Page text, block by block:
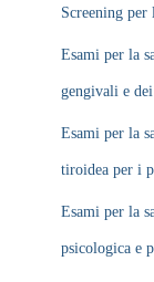
Screening per
Esami per la
gengivali e
Esami per la
tiroidea per i
Esami per la
psicologica e